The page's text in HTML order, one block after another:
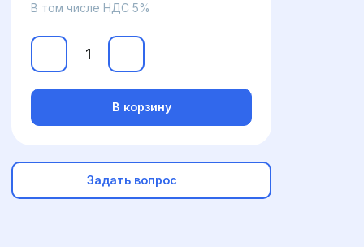
В том числе НДС 5%
В корзину
Задать вопрос